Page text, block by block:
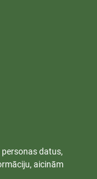
datus,
aicinām